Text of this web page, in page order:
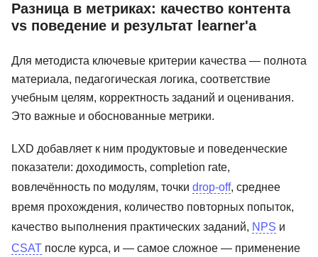
Разница в метриках: качество контента
vs поведение и результат learner'а
Для методиста ключевые критерии качества — полнота
материала, педагогическая логика, соответствие
учебным целям, корректность заданий и оценивания.
Это важные и обоснованные метрики.
LXD добавляет к ним продуктовые и поведенческие
показатели: доходимость, completion rate,
вовлечённость по модулям, точки drop-off, среднее
время прохождения, количество повторных попыток,
качество выполнения практических заданий, NPS и
CSAT после курса, и — самое сложное — применение